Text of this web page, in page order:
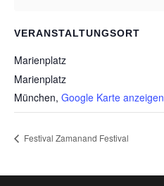
VERANSTALTUNGSORT
Marienplatz
Marienplatz
München, Google Karte anzeigen
Festival Zamanand Festival